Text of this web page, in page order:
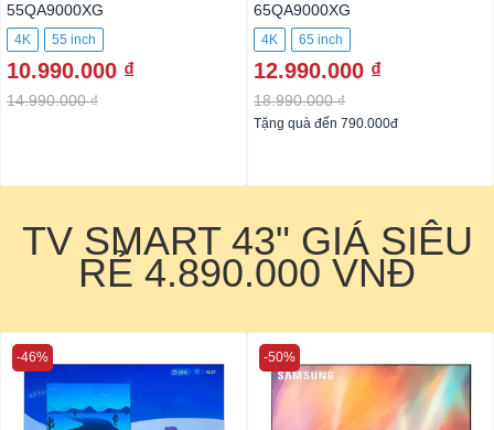
55QA9000XG
4K 55 inch
10.990.000 ₫
14.990.000 ₫
65QA9000XG
4K 65 inch
12.990.000 ₫
18.990.000 ₫
Tặng quà đến 790.000đ
TV SMART 43" GIÁ SIÊU
RẺ 4.890.000 VNĐ
-46% -50%